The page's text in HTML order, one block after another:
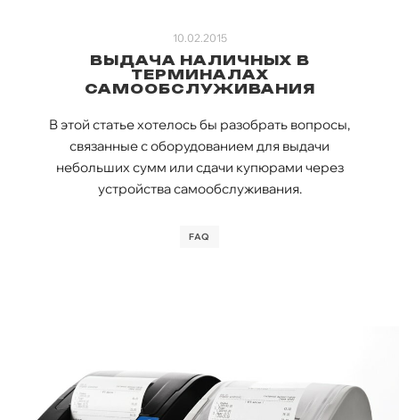
10.02.2015
ВЫДАЧА НАЛИЧНЫХ В
ТЕРМИНАЛАХ
САМООБСЛУЖИВАНИЯ
В этой статье хотелось бы разобрать вопросы,
связанные с оборудованием для выдачи
небольших сумм или сдачи купюрами через
устройства самообслуживания.
FAQ